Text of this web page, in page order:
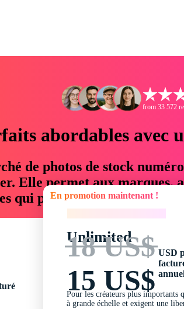
from 33 572
abordables avec
de photos de stock
Elle permet aux marques,
qui permettent
En promotion maintenant !
Unlimited
18 US$
15 US$
USD
Pour les créateurs plus importants
à grande échelle et exigent une